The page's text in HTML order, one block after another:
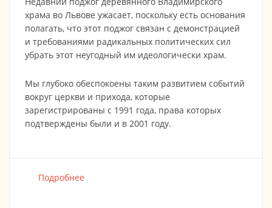
храма во Львове ужасает, поскольку есть основания
полагать, что этот поджог связан с демонстрацией
и требованиями радикальных политических сил
убрать этот неугодный им идеологически храм.
Мы глубоко обеспокоены таким развитием событий
вокруг церкви и прихода, которые
зарегистрированы с 1991 года, права которых
подтверждены были и в 2001 году.
Подробнее